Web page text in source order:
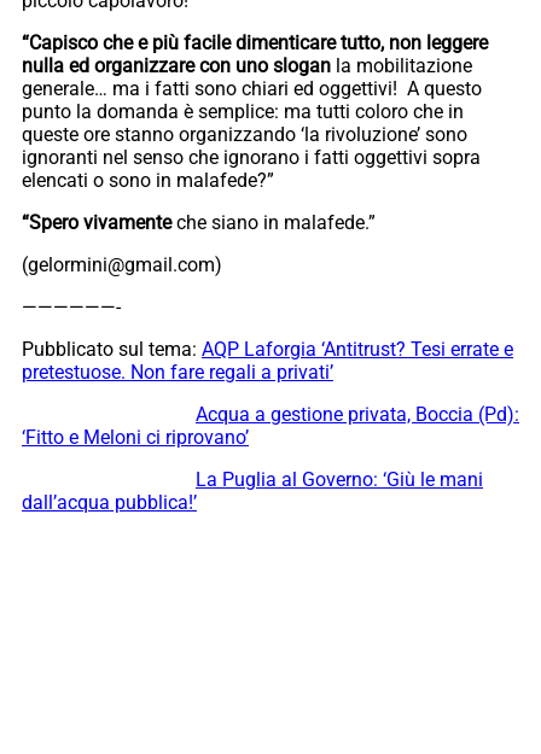
“Capisco che e più facile dimenticare tutto, non leggere
nulla ed organizzare con uno slogan la mobilitazione
generale… ma i fatti sono chiari ed oggettivi! A questo
punto la domanda è semplice: ma tutti coloro che in
queste ore stanno organizzando ‘la rivoluzione’ sono
ignoranti nel senso che ignorano i fatti oggettivi sopra
elencati o sono in malafede?”
“Spero vivamenteche siano in malafede.”
(gelormini@gmail.com)
——————-
Pubblicato sul tema: AQP Laforgia ‘Antitrust? Tesi errate e
pretestuose. Non fare regali a privati’
Acqua a gestione privata, Boccia (Pd):
‘Fitto e Meloni ci riprovano’
La Puglia al Governo: ‘Giù le mani
dall’acqua pubblica!’